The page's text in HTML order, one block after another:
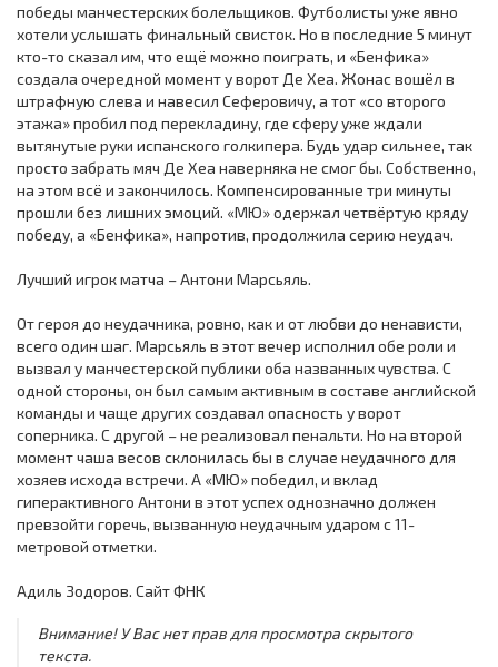
победы манчестерских болельщиков. Футболисты уже явно
хотели услышать финальный свисток. Но в последние 5 минут
кто-то сказал им, что ещё можно поиграть, и «Бенфика»
создала очередной момент у ворот Де Хеа. Жонас вошёл в
штрафную слева и навесил Сеферовичу, а тот «со второго
этажа» пробил под перекладину, где сферу уже ждали
вытянутые руки испанского голкипера. Будь удар сильнее, так
просто забрать мяч Де Хеа наверняка не смог бы. Собственно,
на этом всё и закончилось. Компенсированные три минуты
прошли без лишних эмоций. «МЮ» одержал четвёртую кряду
победу, а «Бенфика», напротив, продолжила серию неудач.
Лучший игрок матча – Антони Марсьяль.
От героя до неудачника, ровно, как и от любви до ненависти,
всего один шаг. Марсьяль в этот вечер исполнил обе роли и
вызвал у манчестерской публики оба названных чувства. С
одной стороны, он был самым активным в составе английской
команды и чаще других создавал опасность у ворот
соперника. С другой – не реализовал пенальти. Но на второй
момент чаша весов склонилась бы в случае неудачного для
хозяев исхода встречи. А «МЮ» победил, и вклад
гиперактивного Антони в этот успех однозначно должен
превзойти горечь, вызванную неудачным ударом с 11-
метровой отметки.
Адиль Зодоров. Сайт ФНК
Внимание! У Вас нет прав для просмотра скрытого
текста.